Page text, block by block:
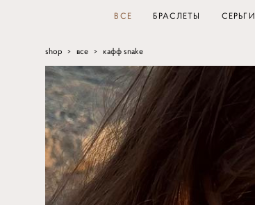
ВСЕ БРАСЛЕТЫ СЕРЬГИ
shop > все > кафф snake